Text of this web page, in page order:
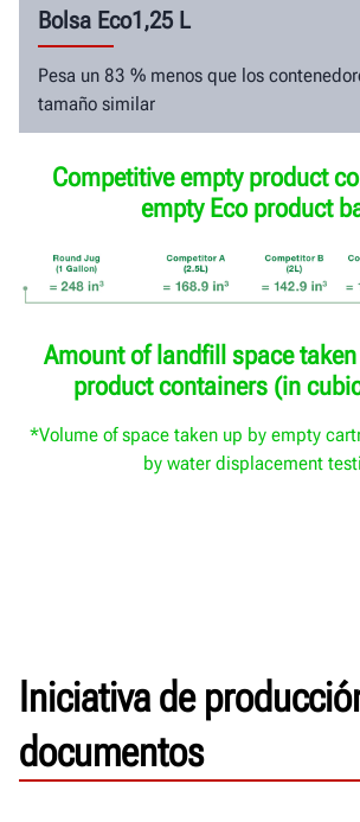
Bolsa Eco1,25 L
Pesa un 83 % menos que los
tamaño similar
Competitive empty product
empty Eco product
Amount of landfill space
product containers (in
*Volume of space taken up by empty
by water displacement
Iniciativa de
documentos